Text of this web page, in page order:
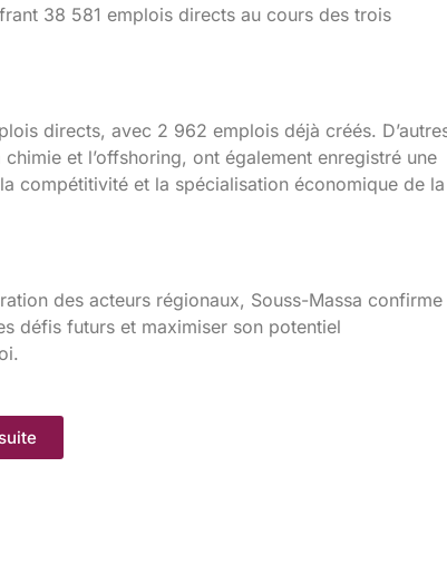
38 581 emplois directs au cours des trois
directs, avec 2 962 emplois déjà créés.
et l’offshoring, ont également enregistré une
compétitivité et la spécialisation économique de la
des acteurs régionaux, Souss-Massa confirme
défis futurs et maximiser son potentiel